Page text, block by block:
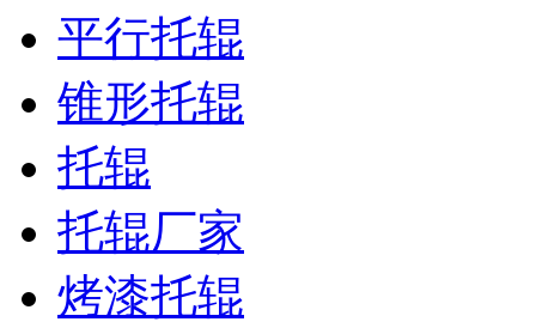
平行托辊
锥形托辊
托辊
托辊厂家
烤漆托辊